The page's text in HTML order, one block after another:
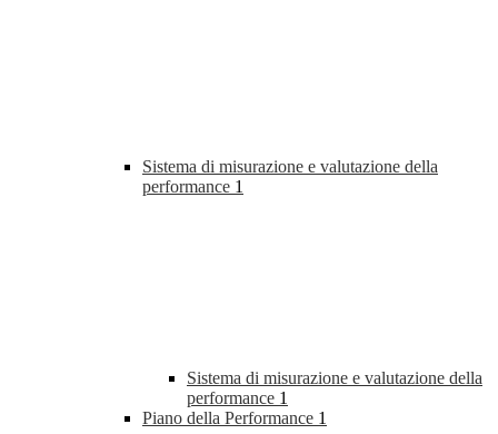
Sistema di misurazione e valutazione della
performance 1
Sistema di misurazione e valutazione della
performance 1
Piano della Performance 1